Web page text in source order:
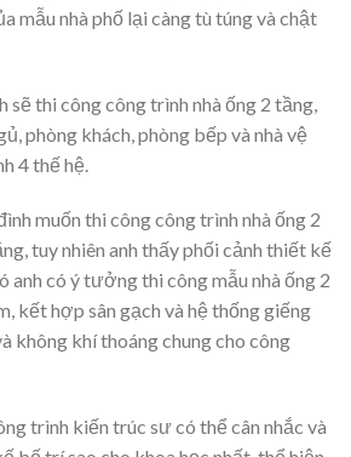
mẫu nhà phố lại càng tù túng và chật
sẽ thi công công trình nhà ống 2 tầng,
phòng khách, phòng bếp và nhà vệ
4 thế hệ.
muốn thi công công trình nhà ống 2
tuy nhiên anh thấy phối cảnh thiết kế
anh có ý tưởng thi công mẫu nhà ống 2
kết hợp sân gạch và hệ thống giếng
không khí thoáng chung cho công
trình kiến trúc sư có thể cân nhắc và